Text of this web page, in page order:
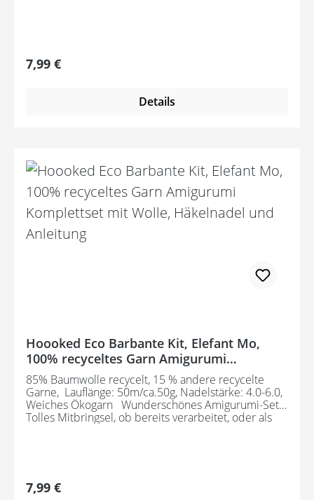
Regulärer Preis:
7,99 €
Details
Hoooked Eco Barbante Kit, Elefant Mo,
100% recyceltes Garn Amigurumi
Komplettset mit Wolle, Häkelnadel und
Anleitung
85% Baumwolle recycelt, 15 % andere recycelte
Garne, Lauflänge: 50m/ca.50g, Nadelstärke: 4.0-6.0,
Weiches Ökogarn Wunderschönes Amigurumi-Set
Tolles Mitbringsel, ob bereits verarbeitet, oder als
Regulärer Preis:
7,99 €